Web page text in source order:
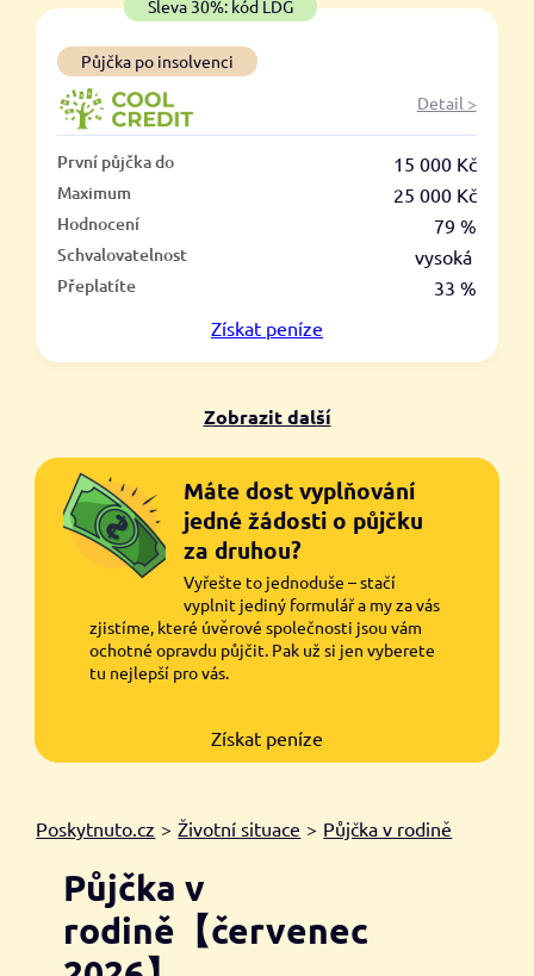
Sleva 30%: kód LDG
Půjčka po insolvenci
Detail >
První půjčka do 15 000 Kč
Maximum 25 000 Kč
Hodnocení 79 %
Schvalovatelnost vysoká
Přeplatíte
33 %
Získat peníze
Zobrazit další
Máte dost vyplňování
jedné žádosti o půjčku
za druhou?
Vyřešte to jednoduše – stačí
vyplnit jediný formulář a my za vás
zjistíme, které úvěrové společnosti jsou vám
ochotné opravdu půjčit. Pak už si jen vyberete
tu nejlepší pro vás.
Získat peníze
Poskytnuto.cz > Životní situace > Půjčka v rodině
Půjčka v
rodině【červenec